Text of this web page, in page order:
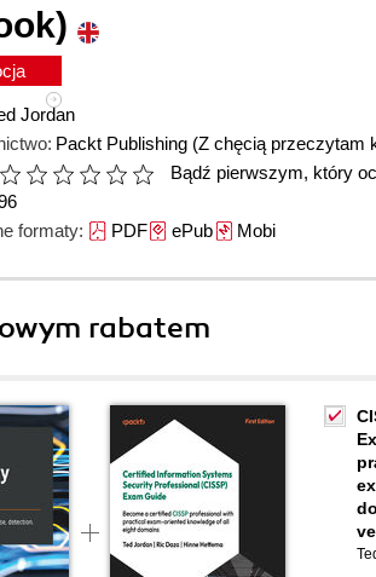
Jordan
Packt Publishing (Z chęcią przeczytam
Bądź pierwszym, który
formaty: PDFePubMobi
rabatem